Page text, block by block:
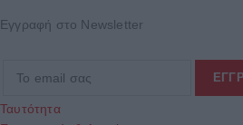
Εγγραφή στο Newsletter
Ταυτότητα